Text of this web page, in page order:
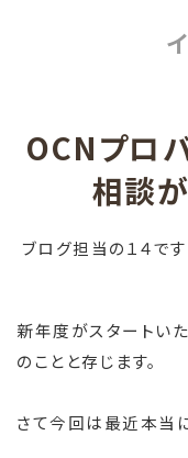
OCNプロ
相談
ブログ担当の１４です
新年度がスタートい
のことと存じます。
さて今回は最近本当